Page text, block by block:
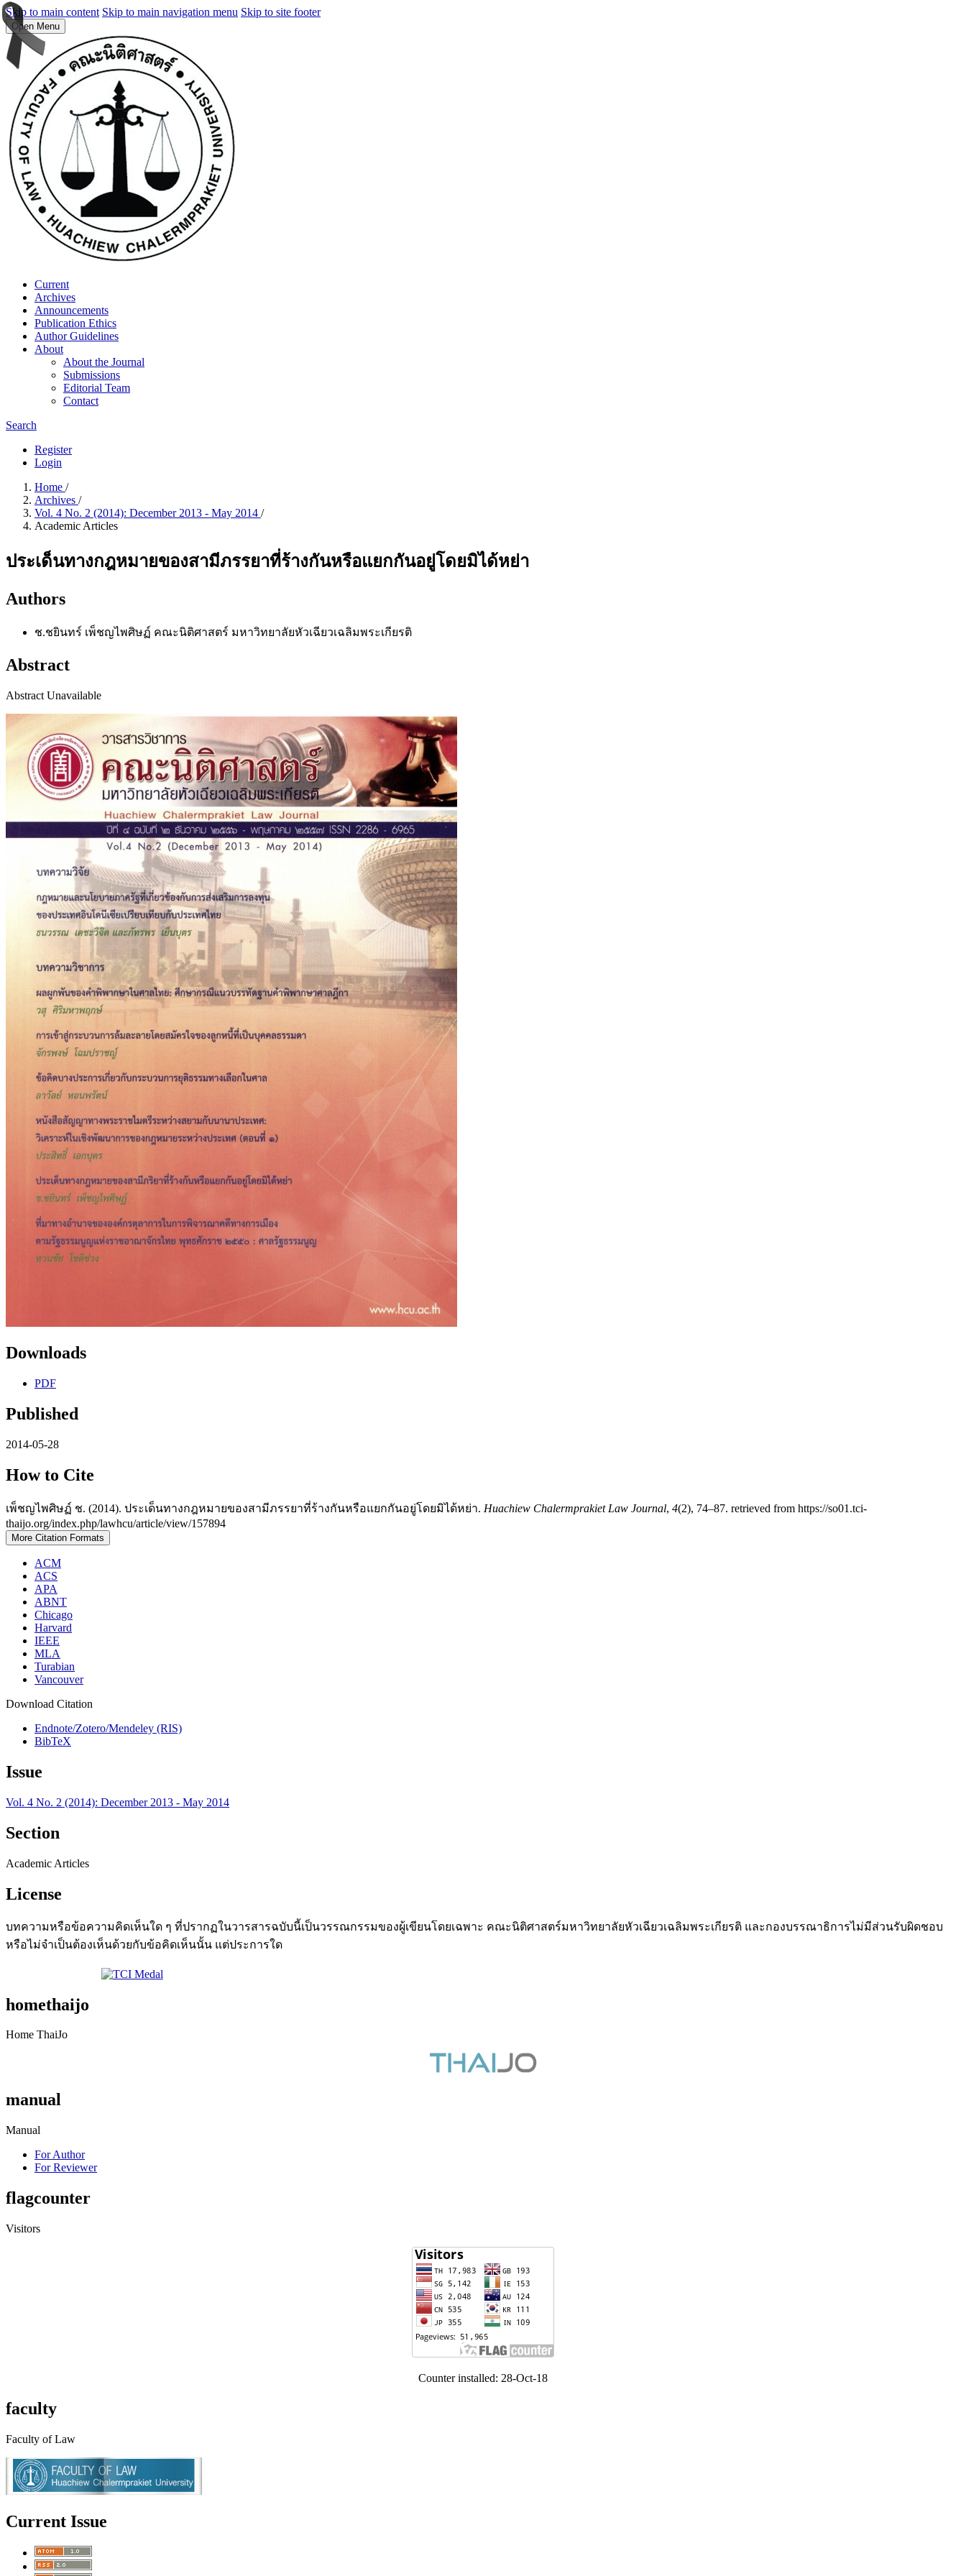
Skip to main content Skip to main navigation menu Skip to site footer
Open Menu
Current
Archives
Announcements
Publication Ethics
Author Guidelines
About
About the Journal
Submissions
Editorial Team
Contact
Search
Register
Login
Home /
Archives /
Vol. 4 No. 2 (2014): December 2013 - May 2014 /
Academic Articles
ประเด็นทางกฎหมายของสามีภรรยาที่ร้างกันหรือแยกกันอยู่โดยมิได้หย่า
Authors
ช.ชยินทร์ เพ็ชญไพศิษฏ์ คณะนิติศาสตร์ มหาวิทยาลัยหัวเฉียวเฉลิมพระเกียรติ
Abstract
Abstract Unavailable
Downloads
PDF
Published
2014-05-28
How to Cite
เพ็ชญไพศิษฏ์ ช. (2014). ประเด็นทางกฎหมายของสามีภรรยาที่ร้างกันหรือแยกกันอยู่โดยมิได้หย่า. Huachiew Chalermprakiet Law Journal, 4(2), 74–87. retrieved from https://so01.tci-
thaijo.org/index.php/lawhcu/article/view/157894
More Citation Formats
ACM
ACS
APA
ABNT
Chicago
Harvard
IEEE
MLA
Turabian
Vancouver
Download Citation
Endnote/Zotero/Mendeley (RIS)
BibTeX
Issue
Vol. 4 No. 2 (2014): December 2013 - May 2014
Section
Academic Articles
License
บทความหรือข้อความคิดเห็นใด ๆ ที่ปรากฏในวารสารฉบับนี้เป็นวรรณกรรมของผู้เขียนโดยเฉพาะ คณะนิติศาสตร์มหาวิทยาลัยหัวเฉียวเฉลิมพระเกียรติ และกองบรรณาธิการไม่มีส่วนรับผิดชอบ
หรือไม่จำเป็นต้องเห็นด้วยกับข้อคิดเห็นนั้น แต่ประการใด
homethaijo
Home ThaiJo
manual
Manual
For Author
For Reviewer
flagcounter
Visitors
Counter installed: 28-Oct-18
faculty
Faculty of Law
Current Issue